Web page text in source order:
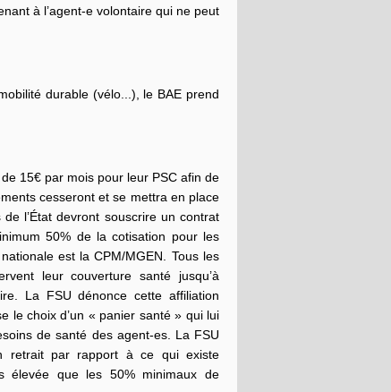
à l’agent-e volontaire qui ne peut
durable (vélo...), le BAE prend
15€ par mois pour leur PSC afin de
cesseront et se mettra en place
l’État devront souscrire un contrat
50% de la cotisation pour les
est la CPM/MGEN. Tous les
leur couverture santé jusqu’à
La FSU dénonce cette affiliation
le choix d’un « panier santé » qui lui
de santé des agent-es. La FSU
retrait par rapport à ce qui existe
élevée que les 50% minimaux de